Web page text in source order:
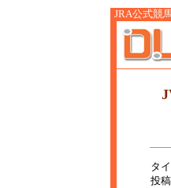
JRA公式競
タ
投